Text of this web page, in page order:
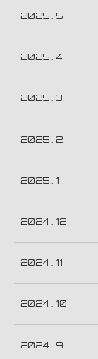
2025 . 5
2025 . 4
2025 . 3
2025 . 2
2025 . 1
2024 . 12
2024 . 11
2024 . 10
2024 . 9